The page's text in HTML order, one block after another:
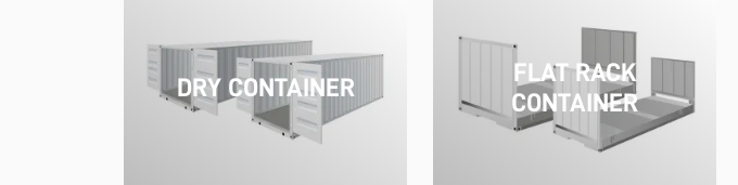
DRY CONTAINER
FLAT RACK
CONTAINER